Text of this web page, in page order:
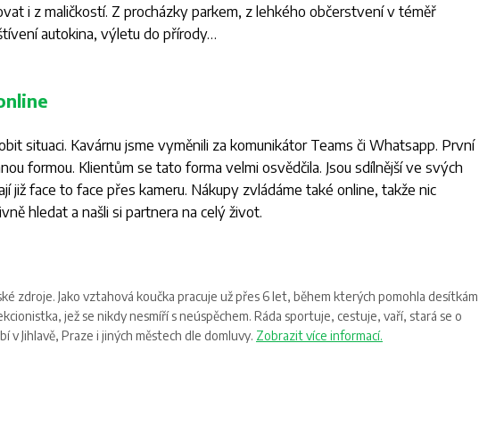
i z maličkostí. Z procházky parkem, z lehkého občerstvení v téměř
autokina, výletu do přírody…
situaci. Kavárnu jsme vyměnili za komunikátor Teams či Whatsapp. První
formou. Klientům se tato forma velmi osvědčila. Jsou sdílnější ve svých
již face to face přes kameru. Nákupy zvládáme také online, takže nic
hledat a našli si partnera na celý život.
zdroje. Jako vztahová koučka pracuje už přes 6 let, během kterých pomohla desítkám
jež se nikdy nesmíří s neúspěchem. Ráda sportuje, cestuje, vaří, stará se o
v Jihlavě, Praze i jiných městech dle domluvy. Zobrazit více informací.